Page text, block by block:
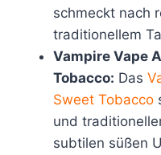
schmeckt nach
traditionellem
Vampire Vape
Tobacco: Das
Sweet Tobacco
und
subtilen süßen